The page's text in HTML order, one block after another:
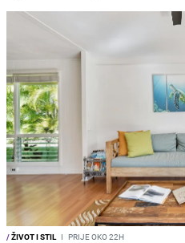
/ŽIVOT I STIL I PRIJE OKO 22H